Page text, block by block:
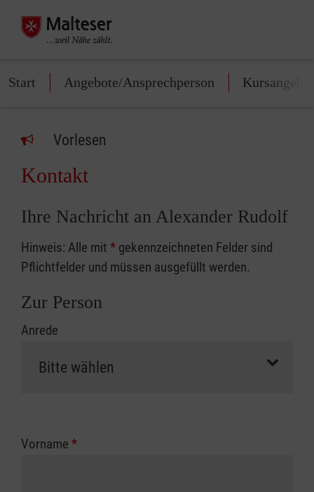
Start Angebote/Ansprechperson Kursangebot
Vorlesen
Kontakt
Ihre Nachricht an Alexander Rudolf
Hinweis: Alle mit * gekennzeichneten Felder sind
Pflichtfelder und müssen ausgefüllt werden.
Zur Person
Anrede
Vorname *